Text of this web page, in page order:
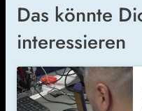
Das könnte
interessieren